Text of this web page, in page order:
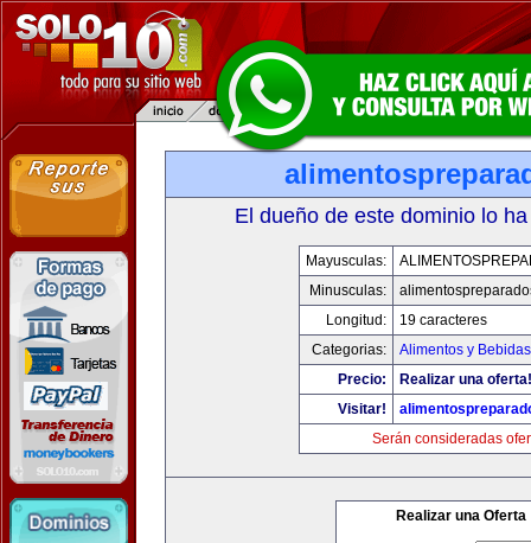
El dueño de este dominio lo
Mayusculas:
Minusculas:
Longitud:
19 caracteres
Categorias:
Alimentos y Bebidas
Precio:
Realizar una oferta!
Visitar!
Serán consideradas
Realizar una Oferta